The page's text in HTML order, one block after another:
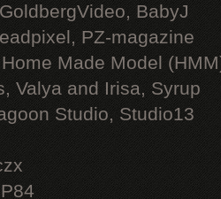
BabyJ
PZ-magazine
Made Model
Valya and Irisa, Syrup
Studio, Studio13